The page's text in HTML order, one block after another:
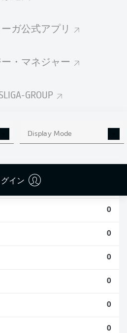
ガ公式アプリ
・マネジャー
GROUP
Display Mode
グイン
ン 2026/2027
AERIAL DUELS
WON
0
0
0
0
0
0